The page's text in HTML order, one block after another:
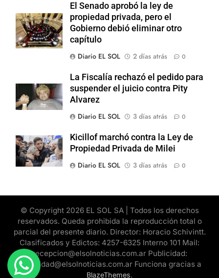
El Senado aprobó la ley de
propiedad privada, pero el
Gobierno debió eliminar otro
capítulo
Diario EL SOL
2 días atrás 0
La Fiscalía rechazó el pedido para
suspender el juicio contra Pity
Alvarez
Diario EL SOL
3 días atrás 0
Kicillof marchó contra la Ley de
Propiedad Privada de Milei
Diario EL SOL
3 días atrás 0
© Copyright 2026 EL SOL SA | Todos los derechos
reservados. Queda prohibida la reproducción total o
parcial del presente diario. Director: Horacio Schivintt.
Clasificados y Edictos: 4257-6325 Interno 101 Mail:
recepcion@elsolnoticias.com.ar Publicidad:
publicidad@elsolnoticias.com.ar Funciona gracias a
BlazeThemes.